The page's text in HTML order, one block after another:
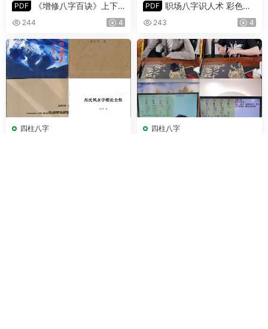
PDF
《增修八字百诀》上下
册 PDF 共532页
244 4
PDF 职场八字识人术 彩色版
PDF 302页
243 4
四柱八字
四柱八字